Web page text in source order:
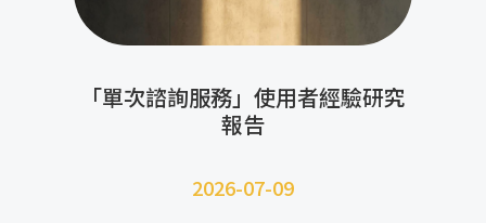
「單次諮詢服務」使用者經驗研究
報告
2026-07-09